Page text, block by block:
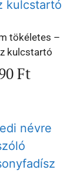
tökéletes –
kulcstartó
Ft